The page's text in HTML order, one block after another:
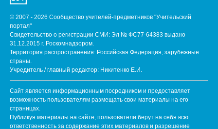
© 2007 - 2026 Сообщество учителей-предметников "Учительский
портал"
Свидетельство о регистрации СМИ: Эл № ФС77-64383 выдано
31.12.2015 г. Роскомнадзором.
Территория распространения: Российская Федерация, зарубежные
страны.
Учредитель / главный редактор: Никитенко Е.И.
Сайт является информационным посредником и предоставляет
возможность пользователям размещать свои материалы на его
страницах.
Публикуя материалы на сайте, пользователи берут на себя всю
ответственность за содержание этих материалов и разрешение